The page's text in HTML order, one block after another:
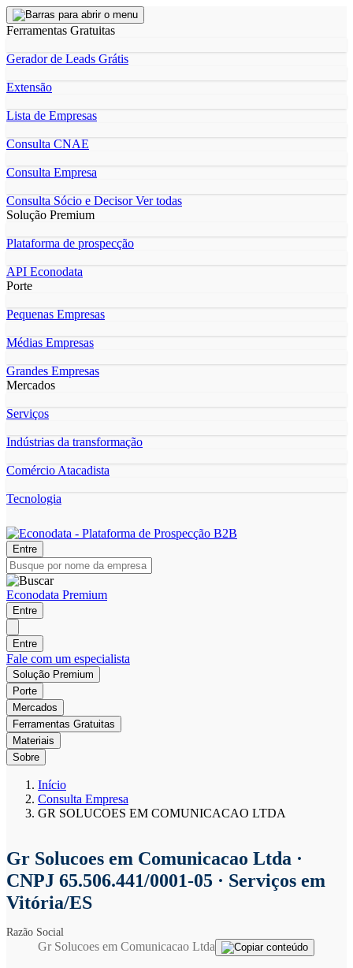
Ferramentas Gratuitas
Gerador de Leads Grátis
Extensão
Lista de Empresas
Consulta CNAE
Consulta Empresa
Consulta Sócio e DecisorVer todas
Solução Premium
Plataforma de prospecção
API Econodata
Porte
Pequenas Empresas
Médias Empresas
Grandes Empresas
Mercados
Serviços
Indústrias da transformação
Comércio Atacadista
Tecnologia
Entre
Econodata Premium
Entre
Entre
Fale com um especialista
Solução Premium
Porte
Mercados
Ferramentas Gratuitas
Materiais
Sobre
Início
Consulta Empresa
GR SOLUCOES EM COMUNICACAO LTDA
Gr Solucoes em Comunicacao Ltda ·
CNPJ 65.506.441/0001-05 · Serviços em
Vitória/ES
Razão Social
Gr Solucoes em Comunicacao Ltda